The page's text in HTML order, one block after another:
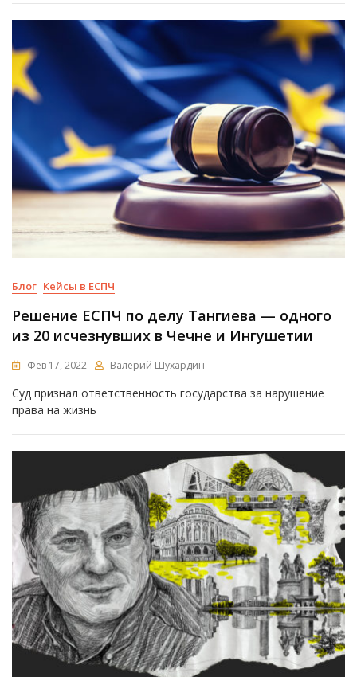
Блог Кейсы в ЕСПЧ
Решение ЕСПЧ по делу Тангиева — одного
из 20 исчезнувших в Чечне и Ингушетии
Фев 17, 2022 Валерий Шухардин
Суд признал ответственность государства за нарушение
права на жизнь